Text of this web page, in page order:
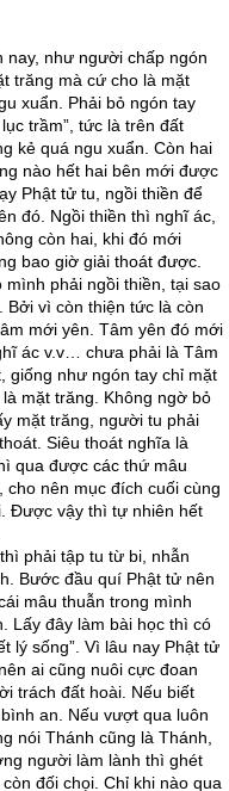
nay, như người chấp ngón
trăng mà cứ cho là mặt
xuẩn. Phải bỏ ngón tay
trầm”, tức là trên đất
kẻ quá ngu xuẩn. Còn hai
nào hết hai bên mới được
Phật tử tu, ngồi thiền để
đó. Ngồi thiền thì nghĩ ác,
còn hai, khi đó mới
bao giờ giải thoát được.
phải ngồi thiền, tại sao
Bởi vì còn thiện tức là còn
mới yên. Tâm yên đó mới
ác v.v… chưa phải là Tâm
giống như ngón tay chỉ mặt
mặt trăng. Không ngờ bỏ
mặt trăng, người tu phải
Siêu thoát nghĩa là
qua được các thứ mâu
nên mục đích cuối cùng
Được vậy thì tự nhiên hết
phải tập tu từ bi, nhẫn
Bước đầu quí Phật tử nên
mâu thuẫn trong mình
Lấy đây làm bài học thì có
lý sống”. Vì lâu nay Phật tử
ai cũng nuôi cực đoan
trách đất hoài. Nếu biết
an. Nếu vượt qua luôn
nói Thánh cũng là Thánh,
người làm lành thì ghét
đối chọi. Chỉ khi nào qua